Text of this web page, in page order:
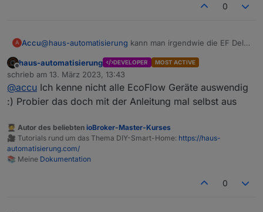
0
A Accu@haus-automatisierung kann man irgendwie die EF Delta
Ich würde gerne die Leistung eines PV Panels -
gemessen durch ein Shelly Plus 1 PM - und wenn dieser
mehr Leistung bekommt, die AC Ladung der Delta Pro
erhöhen.
Offline
haus-automatisierung DEVELOPER MOST ACTIVE
schrieb am 13. März 2023, 13:43
zuletzt editiert von
@accu Ich kenne nicht alle EcoFlow Geräte auswendig
:) Probier das doch mit der Anleitung mal selbst aus
🧑‍🎓 Autor des beliebten ioBroker-Master-Kurses
🎥 Tutorials rund um das Thema DIY-Smart-Home: https://haus-
automatisierung.com/
📚 Meine Dokumentation
0